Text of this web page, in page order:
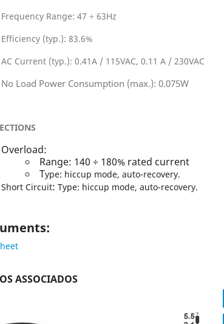
Frequency Range: 47 ÷ 63Hz
Efficiency (typ.): 83.6%
AC Current (typ.): 0.41A / 115VAC, 0.11 A / 230VAC
No Load Power Consumption (max.): 0.075W
Overload:
Range: 140 ÷ 180% rated current
Type: hiccup mode, auto-recovery.
Short Circuit: Type: hiccup mode, auto-recovery.
:
ASSOCIADOS